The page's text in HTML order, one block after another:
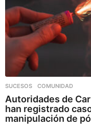
SUCESOS ,COMUNIDAD
Autoridades de
han registrado
manipulación de